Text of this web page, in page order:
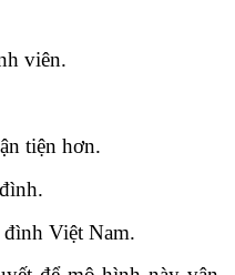
viên.
tiện hơn.
Việt Nam.